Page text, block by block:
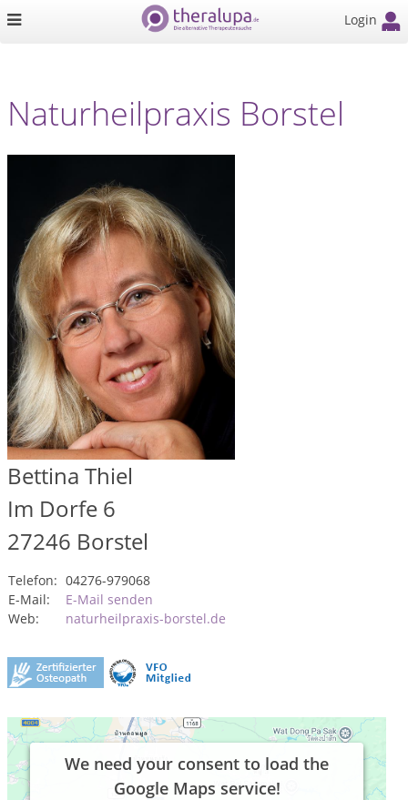
Login
Naturheilpraxis Borstel
Bettina Thiel
Im Dorfe 6
27246 Borstel
Telefon: 04276-979068
E-Mail:
E-Mail senden
Web:
naturheilpraxis-borstel.de
We need your consent to load the
Google Maps service!